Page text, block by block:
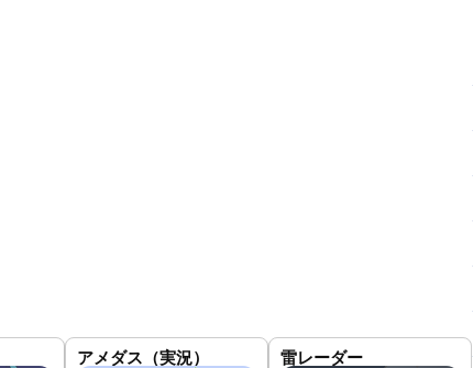
アメダス（実況） 雷レーダー